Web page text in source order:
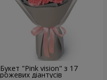
Букет "Pink vision" з 17
рожевих діантусів